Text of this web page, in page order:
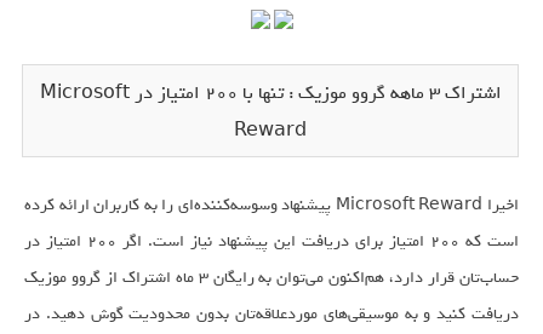
اشتراک ۳ ماهه گروو موزیک : تنها با ۲۰۰ امتیاز در Microsoft
Reward
اخیرا Microsoft Reward پیشنهاد وسوسه‌کننده‌ای را به کاربران ارائه کرده
است که ۲۰۰ امتیاز برای دریافت این پیشنهاد نیاز است. اگر ۲۰۰ امتیاز در
حساب‌تان قرار دارد، هم‌اکنون می‌توان به رایگان ۳ ماه اشتراک از گروو موزیک
دریافت کنید و به موسیقی‌های موردعلاقه‌تان بدون محدودیت گوش دهید. در